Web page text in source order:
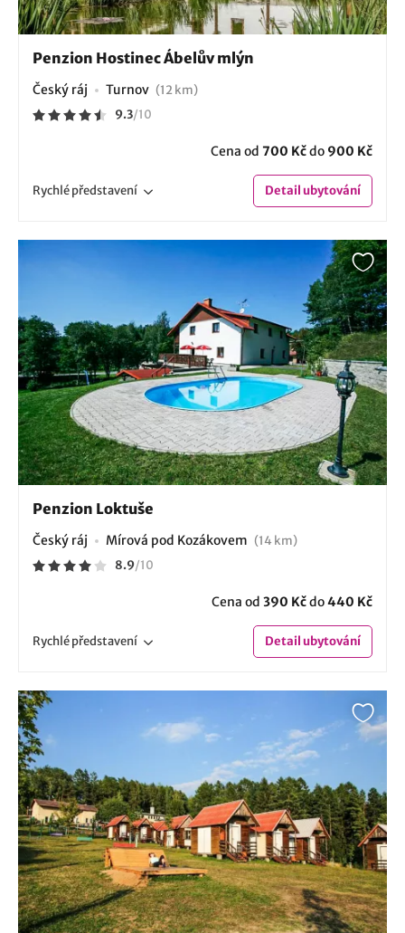
Penzion Hostinec Ábelův mlýn
Český ráj Turnov (12 km)
9.3/10
Cena od 700 Kčdo 900 Kč
Rychlépředstavení Detailubytování
Penzion Loktuše
Český ráj Mírová pod Kozákovem (14 km)
8.9/10
Cena od 390 Kčdo440 Kč
Rychlépředstavení Detailubytování